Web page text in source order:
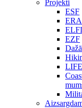
Projekti
ESF
EZF